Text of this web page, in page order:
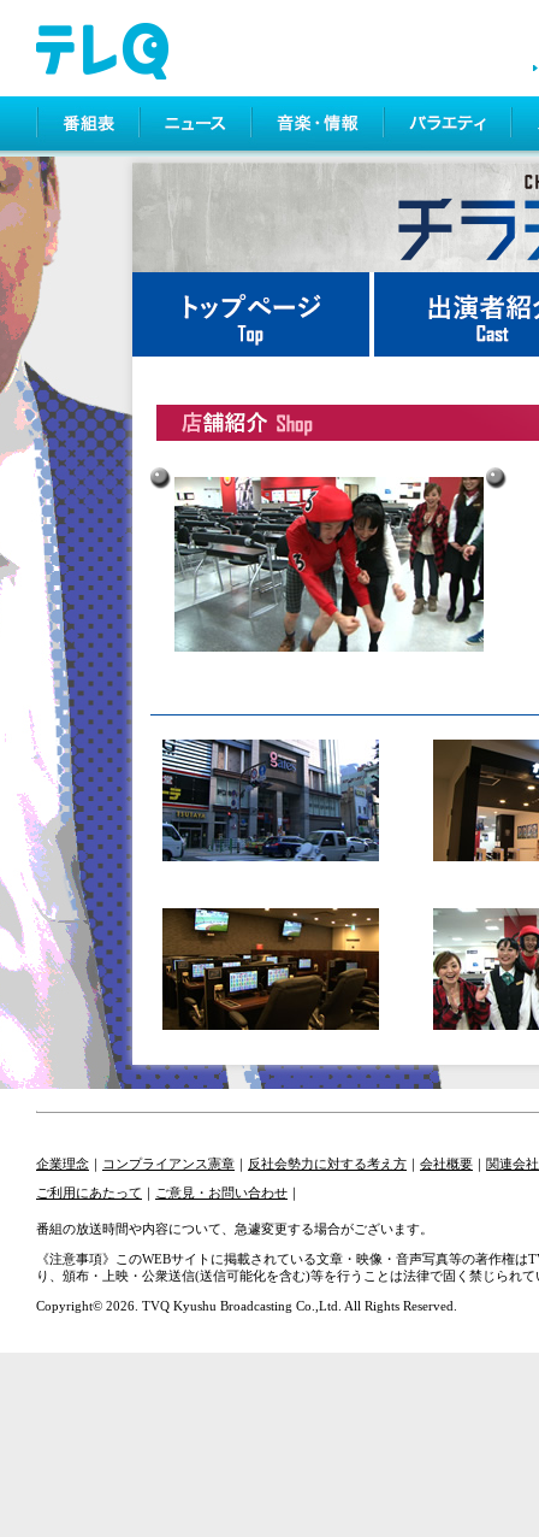
企業理念 ｜ コンプライアンス憲章 ｜ 反社会勢力に対する考え方 ｜ 会社概要 ｜ 関連会社
ご利用にあたって ｜ ご意見・お問い合わせ ｜
番組の放送時間や内容について、急遽変更する場合がございます。
《注意事項》このWEBサイトに掲載されている文章・映像・音声写真等の著作権
り、頒布・上映・公衆送信(送信可能化を含む)等を行うことは法律で固く禁じられて
Copyright© 2026. TVQ Kyushu Broadcasting Co.,Ltd. All Rights Reserved.